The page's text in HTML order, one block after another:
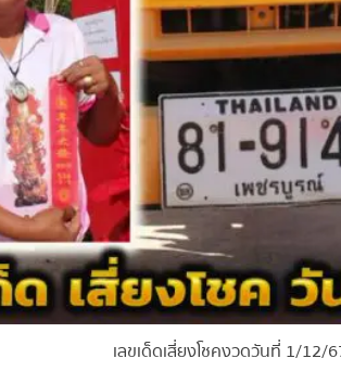
เลขเด็ดเสี่ยงโชคงวดวันที่ 1/12/67